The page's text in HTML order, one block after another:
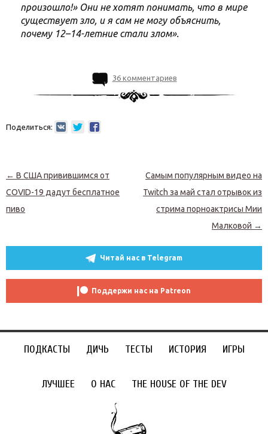
произошло!» Они не хотят понимать, что в мире
существует зло, и я сам не могу объяснить,
почему 12–14-летние стали злом».
36 комментариев
Поделиться:
Навигация по записям
← В США привившимся от
COVID-19 дадут бесплатное
пиво
Самым популярным видео на
Twitch за май стал отрывок из
стрима порноактрисы Мии
Малковой →
Читай нас в Telegram
Поддержи нас на Patreon
ПОДКАСТЫ ДИЧЬ ТЕСТЫ ИСТОРИЯ ИГРЫ
ЛУЧШЕЕ О НАС THE HOUSE OF THE DEV